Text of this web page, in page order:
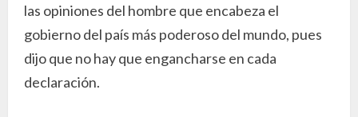
las opiniones del hombre que encabeza el
gobierno del país más poderoso del mundo, pues
dijo que no hay que engancharse en cada
declaración.